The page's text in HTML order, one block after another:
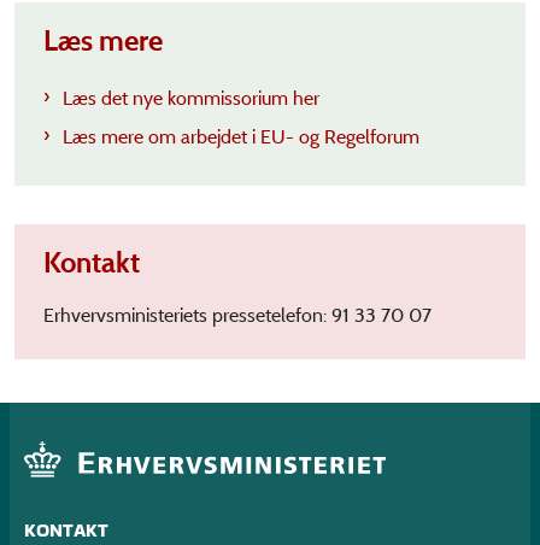
Læs mere
Læs det nye kommissorium her
Læs mere om arbejdet i EU- og Regelforum
Kontakt
Erhvervsministeriets pressetelefon: 91 33 70 07
KONTAKT